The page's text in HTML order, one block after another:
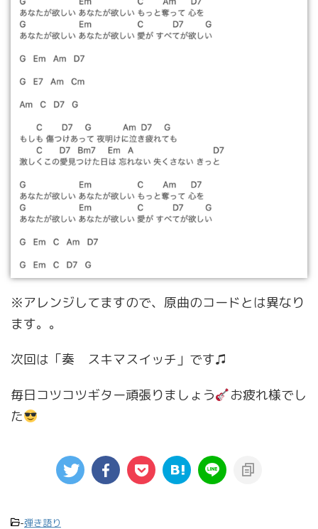
※アレンジしてますので、原曲のコードとは異なり
ます。。
次回は「奏 スキマスイッチ」です♫
毎日コツコツギター頑張りましょう
お疲れ様でし
た
-弾き語り